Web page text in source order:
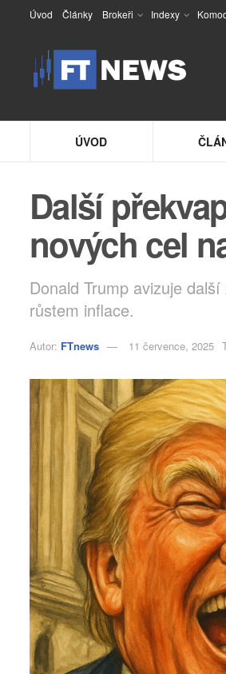
Úvod Články Brokeři Indexy
ÚVOD
Další
nových cel
Donald Trump avizuje
růstem inflace.
Autor: FTnews 11 července, 2025